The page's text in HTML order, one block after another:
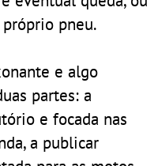
pneu.
e algo
partes: a
e focada nas
a publicar